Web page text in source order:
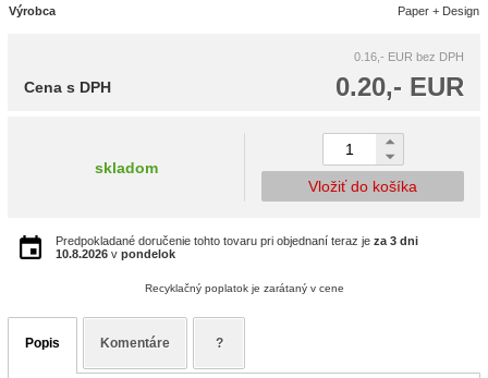
Výrobca
Paper + Design
0.16,- EUR bez DPH
0.20,- EUR
Cena s DPH
skladom
Vložiť do košíka
Predpokladané doručenie tohto tovaru pri objednaní teraz je za 3 dni
10.8.2026 v pondelok
Recyklačný poplatok je zarátaný v cene
Popis Komentáre ?